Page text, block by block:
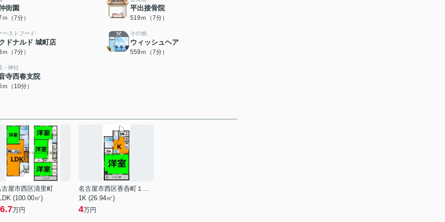
街園
（7分）
平出接骨院
519ｍ（7分）
ーストフード
ドナルド 城町店
（7分）
その他
ウィッシュヘア
559ｍ（7分）
・神社
寺西春支院
（10分）
古屋市西区清里町
(100.00㎡)
万円
名古屋市西区香呑町１丁目
1K (26.94㎡)
4万円